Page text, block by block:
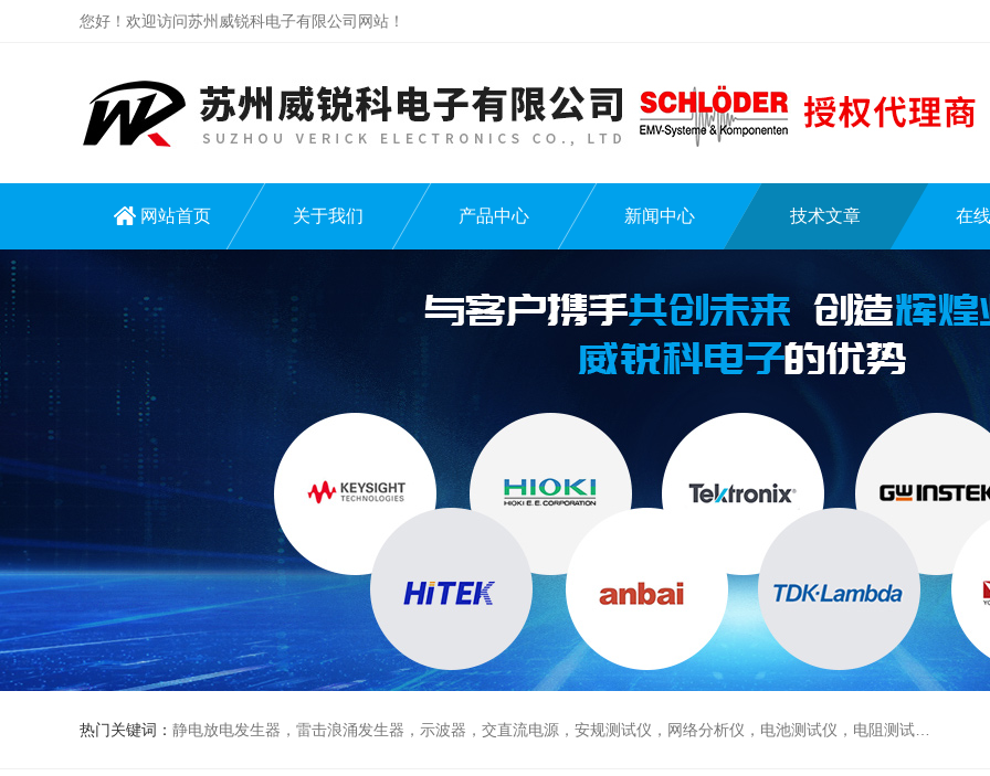
您好！欢迎访问苏州威锐科电子有限公司网站！
网站首页 关于我们 产品中心 新闻中心 技术文章 在
热门关键词： 静电放电发生器，雷击浪涌发生器，示波器，交直流电源，安规测试仪，网络分析仪，电池测试仪，电阻测试仪，数据采集仪